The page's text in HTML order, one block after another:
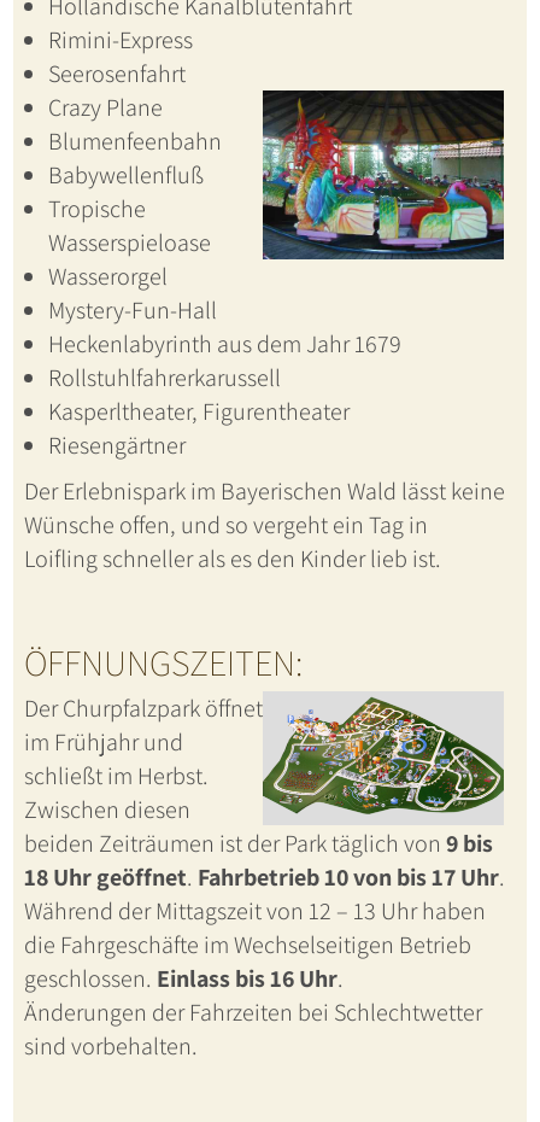
Holländische Kanalblütenfahrt
Rimini-Express
Seerosenfahrt
Crazy Plane
Blumenfeenbahn
Babywellenfluß
Tropische
Wasserspieloase
Wasserorgel
Mystery-Fun-Hall
Heckenlabyrinth aus dem Jahr 1679
Rollstuhlfahrerkarussell
Kasperltheater, Figurentheater
Riesengärtner
Der Erlebnispark im Bayerischen Wald lässt keine
Wünsche offen, und so vergeht ein Tag in
Loifling schneller als es den Kinder lieb ist.
ÖFFNUNGSZEITEN:
Der Churpfalzpark öffnet
im Frühjahr und
schließt im Herbst.
Zwischen diesen
beiden Zeiträumen ist der Park täglich von 9 bis
18 Uhr geöffnet. Fahrbetrieb 10 von bis 17 Uhr.
Während der Mittagszeit von 12 – 13 Uhr haben
die Fahrgeschäfte im Wechselseitigen Betrieb
geschlossen. Einlass bis 16 Uhr.
Änderungen der Fahrzeiten bei Schlechtwetter
sind vorbehalten.